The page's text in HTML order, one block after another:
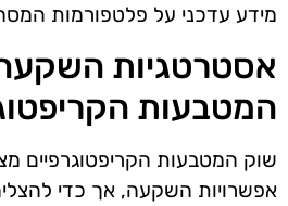
מידע עדכני על פלטפורמות
אסטרטגיות
המטבעות
שוק המטבעות הקריפטוגרפיים
אפשרויות השקעה, אך כדי